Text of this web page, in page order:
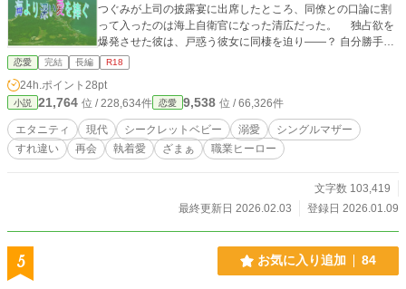
つぐみが上司の披露宴に出席したところ、同僚との口論に割
って入ったのは海上自衛官になった清広だった。 独占欲を
爆発させた彼は、戸惑う彼女に同棲を迫り――？ 自分勝手で
口下手な海上自衛官×愛する人を繋ぎ止める為に息子を出産し
た保育士 ※ 設定の異なる全年齢版を別名義・別タイトルで
ベリーズカフェ・ムーンライトノベルズに掲載中。 一時期pix
ivにも掲載済 (現在は非公開）
恋愛 完結 長編 R18
24h.ポイント 28pt
小説 21,764 位 / 228,634件 恋愛 9,538 位 / 66,326件
エタニティ 現代 シークレットベビー 溺愛
シングルマザー
すれ違い
再会 執着愛 ざまぁ 職業ヒーロー
文字数 103,419
最終更新日 2026.02.03
登録日 2026.01.09
5 お気に入り追加 84